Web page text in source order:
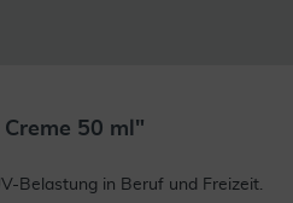
50 ml"
Belastung in Beruf und Freizeit.